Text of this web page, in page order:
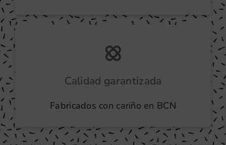
Calidad garantizada
Fabricados con cariño en BCN